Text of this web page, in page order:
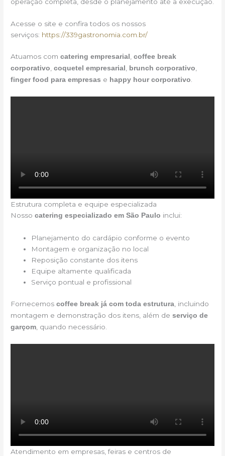
Acesse o site e confira todos os nossos
serviços: https://339gastronomia.com.br/
Atuamos comcatering empresarial ,coffee break
corporativo,coquetel empresarial , brunch corporativo,
finger food para empresas e happy hour corporativo.
Estrutura completa e equipe especializada
Nossocatering especializado em São Paulo inclui:
Planejamento do cardápio conforme o evento
Montagem e organização no local
Reposição constante dos itens
Equipe altamente qualificada
Serviço pontual e profissional
Fornecemoscoffee break já com toda estrutura , incluindo
montagem e demonstração dos itens, além deserviço de
garçom , quando necessário.
Atendimento em empresas, feiras e centros de